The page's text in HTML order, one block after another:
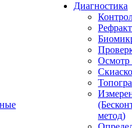
Диагностика
Осмотр
метод)